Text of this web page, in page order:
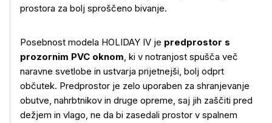
prostora za bolj sproščeno bivanje.
Posebnost modela HOLIDAY IV je predprostor s
prozornim PVC oknom, ki v notranjost spušča več
naravne svetlobe in ustvarja prijetnejši, bolj odprt
občutek. Predprostor je zelo uporaben za shranjevanje
obutve, nahrbtnikov in druge opreme, saj jih zaščiti pred
dežjem in vlago, ne da bi zasedali prostor v spalnem